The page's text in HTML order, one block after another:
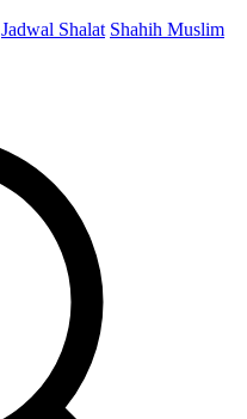
Jadwal Shalat Shahih Muslim